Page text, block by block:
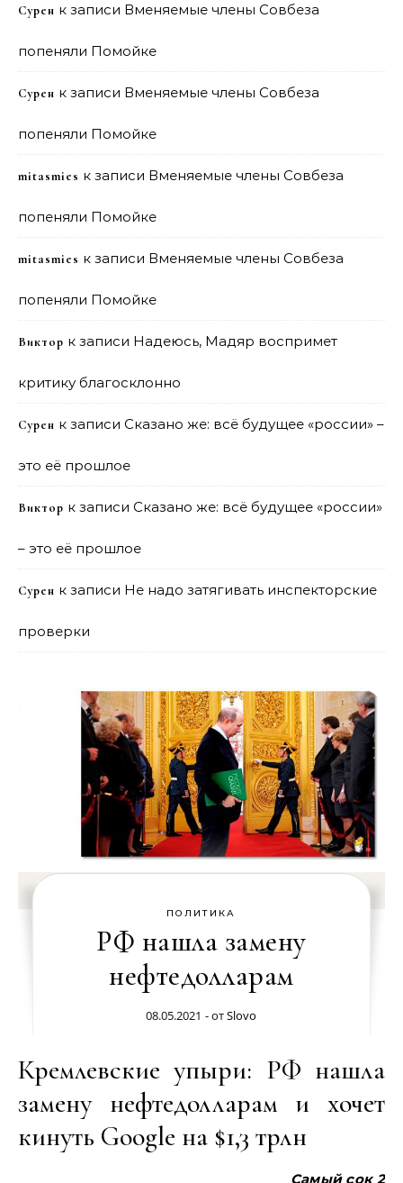
Сурен к записи Вменяемые члены Совбеза
попеняли Помойке
Сурен к записи Вменяемые члены Совбеза
попеняли Помойке
mitasmies к записи Вменяемые члены Совбеза
попеняли Помойке
mitasmies к записи Вменяемые члены Совбеза
попеняли Помойке
Виктор к записи Надеюсь, Мадяр воспримет
критику благосклонно
Сурен к записи Сказано же: всё будущее «россии» –
это её прошлое
Виктор к записи Сказано же: всё будущее «россии»
– это её прошлое
Сурен к записи Не надо затягивать инспекторские
проверки
ПОЛИТИКА
РФ нашла замену
нефтедолларам
08.05.2021 - отSlovo
Кремлевские упыри: РФ нашла
замену нефтедолларам и хочет
кинуть Google на $1,3 трлн
Самый сок 2